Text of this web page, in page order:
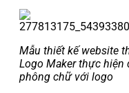
Mẫu thiết kế website
Logo Maker thực hiện
phông chữ với logo